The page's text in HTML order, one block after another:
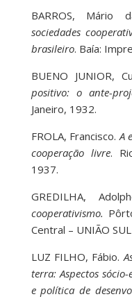
BARROS, Mário
sociedades
brasileiro. Baía:
BUENO JUNIOR,
positivo: o ante-
Janeiro, 1932.
FROLA, Francisco.A
cooperação livre.
1937.
GREDILHA,
cooperativismo.
Central – UNIÃO
LUZ FILHO, Fábio.
terra: Aspectos
e política de